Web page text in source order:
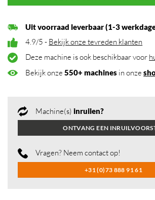
Uit voorraad leverbaar (1-3
4.9/5 - Bekijk onze tevreden klanten
Deze machine is ook beschikbaar voor
Bekijk onze550+ machines in onze
Machine(s) inruilen?
ONTVANG EEN
Vragen? Neem contact op!
+31 (0)73 888 91 61